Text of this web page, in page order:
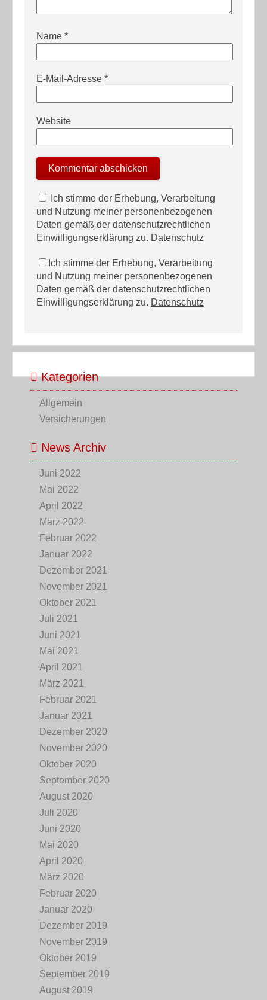
Name *
E-Mail-Adresse *
Website
Ich stimme der Erhebung, Verarbeitung
und Nutzung meiner personenbezogenen
Daten gemäß der datenschutzrechtlichen
Einwilligungserklärung zu. Datenschutz
Ich stimme der Erhebung, Verarbeitung
und Nutzung meiner personenbezogenen
Daten gemäß der datenschutzrechtlichen
Einwilligungserklärung zu. Datenschutz
Kategorien
Allgemein
Versicherungen
News Archiv
Juni 2022
Mai 2022
April 2022
März 2022
Februar 2022
Januar 2022
Dezember 2021
November 2021
Oktober 2021
Juli 2021
Juni 2021
Mai 2021
April 2021
März 2021
Februar 2021
Januar 2021
Dezember 2020
November 2020
Oktober 2020
September 2020
August 2020
Juli 2020
Juni 2020
Mai 2020
April 2020
März 2020
Februar 2020
Januar 2020
Dezember 2019
November 2019
Oktober 2019
September 2019
August 2019